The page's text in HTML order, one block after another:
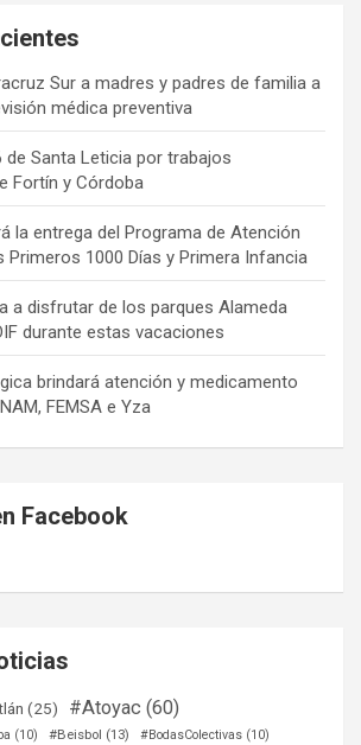
Sur a madres y padres de familia a
médica preventiva
de Santa Leticia por trabajos
Fortín y Córdoba
la entrega del Programa de Atención
Primeros 1000 Días y Primera Infancia
a disfrutar de los parques Alameda
durante estas vacaciones
brindará atención y medicamento
FEMSA e Yza
Facebook
(25) #Atoyac (60)
(10) #Beisbol (13) #BodasColectivas (10)